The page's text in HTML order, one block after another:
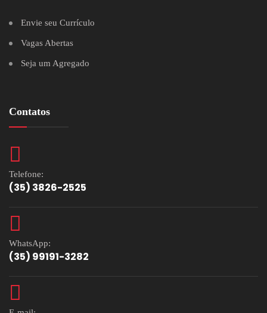
Envie seu Currículo
Vagas Abertas
Seja um Agregado
Contatos
Telefone:
(35) 3826-2525
WhatsApp:
(35) 99191-3282